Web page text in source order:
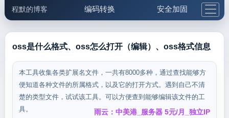
程默的博客 编码转换 安全加固
邮件工具 生活便民 更多工具
5.1支付宝大红包
oss是什么格式、oss怎么打开（编辑）、oss格式信息
本工具收集各类扩展名文件，一共有8000多种，通过查找能够方
便知道各种文件的所属格式，以及它的打开方式。遇到自己不清
楚的类型文件，试试该工具。可以方便查到能够编辑该文件的工
具。
雨云：中美港_服务器 5元/月_独立IP